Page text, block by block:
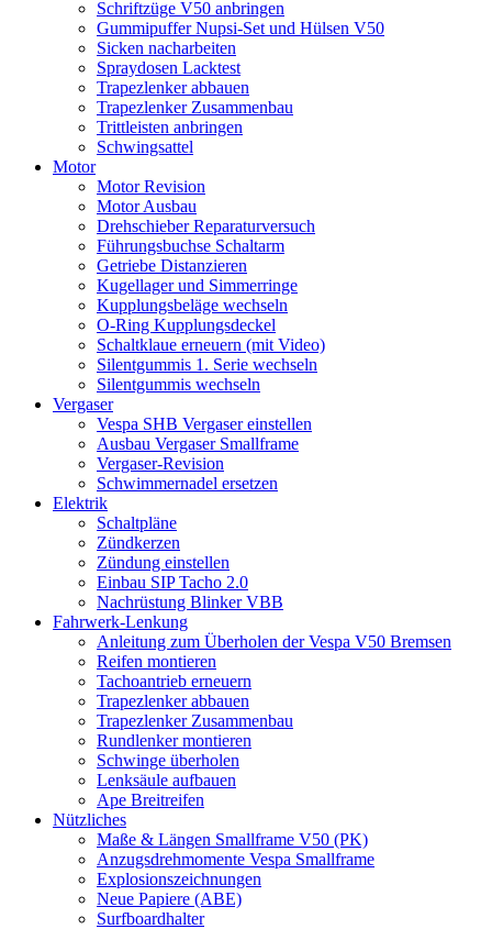
Schriftzüge V50 anbringen
Gummipuffer Nupsi-Set und Hülsen V50
Sicken nacharbeiten
Spraydosen Lacktest
Trapezlenker abbauen
Trapezlenker Zusammenbau
Trittleisten anbringen
Schwingsattel
Motor
Motor Revision
Motor Ausbau
Drehschieber Reparaturversuch
Führungsbuchse Schaltarm
Getriebe Distanzieren
Kugellager und Simmerringe
Kupplungsbeläge wechseln
O-Ring Kupplungsdeckel
Schaltklaue erneuern (mit Video)
Silentgummis 1. Serie wechseln
Silentgummis wechseln
Vergaser
Vespa SHB Vergaser einstellen
Ausbau Vergaser Smallframe
Vergaser-Revision
Schwimmernadel ersetzen
Elektrik
Schaltpläne
Zündkerzen
Zündung einstellen
Einbau SIP Tacho 2.0
Nachrüstung Blinker VBB
Fahrwerk-Lenkung
Anleitung zum Überholen der Vespa V50 Bremsen
Reifen montieren
Tachoantrieb erneuern
Trapezlenker abbauen
Trapezlenker Zusammenbau
Rundlenker montieren
Schwinge überholen
Lenksäule aufbauen
Ape Breitreifen
Nützliches
Maße & Längen Smallframe V50 (PK)
Anzugsdrehmomente Vespa Smallframe
Explosionszeichnungen
Neue Papiere (ABE)
Surfboardhalter